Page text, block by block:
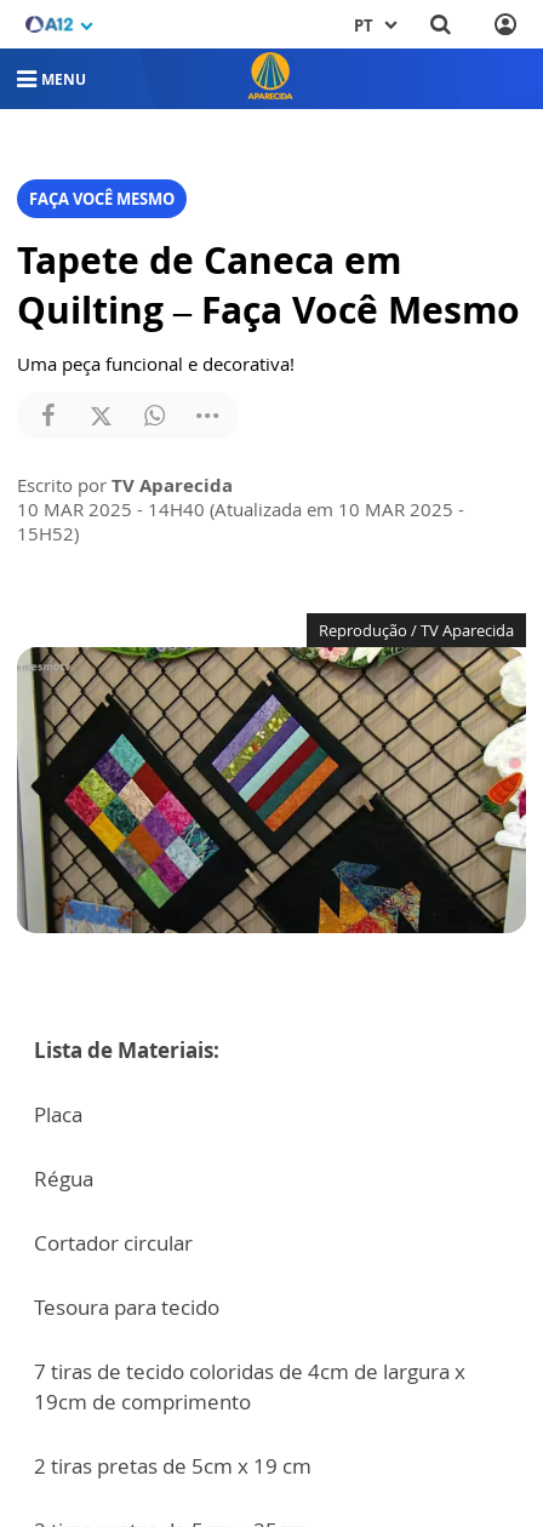
PT
MENU
FAÇA VOCÊ MESMO
Tapete de Caneca em
Quilting – Faça Você Mesmo
Uma peça funcional e decorativa!
Escrito por TV Aparecida
10 MAR 2025 - 14H40 (Atualizada em 10 MAR 2025 -
15H52)
Reprodução / TV Aparecida
Lista de Materiais:
Placa
Régua
Cortador circular
Tesoura para tecido
7 tiras de tecido coloridas de 4cm de largura x
19cm de comprimento
2 tiras pretas de 5cm x 19 cm